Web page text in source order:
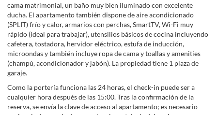
cama matrimonial, un baño muy bien iluminado con excelente
ducha. El apartamento también dispone de aire acondicionado
(SPLIT) frío y calor, armarios con perchas, SmartTV, Wi-Fi muy
rápido (ideal para trabajar), utensilios básicos de cocina incluyendo
cafetera, tostadora, hervidor eléctrico, estufa de inducción,
microondas y también incluye ropa de cama y toallas y amenities
(champú, acondicionador y jabón). La propiedad tiene 1 plaza de
garaje.
Como la portería funciona las 24 horas, el check-in puede ser a
cualquier hora después de las 15:00. Tras la confirmación de la
reserva, se envía la clave de acceso al apartamento; es necesario